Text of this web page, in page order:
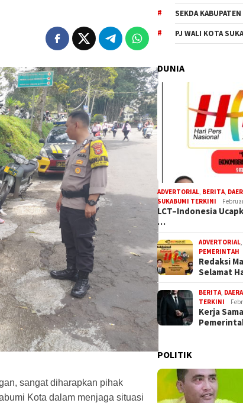
sangat diharapkan pihak
Kota dalam menjaga situasi
SEKDA
PJ WALI KOTA
DUNIA
ADVERTORIAL BERITA
SUKABUMI TERKINI
LCT–Indonesia
…
ADVERTORIAL
PEMERINTAH
Redaksi
Selamat
BERITA
TERKINI
Kerja
POLITIK